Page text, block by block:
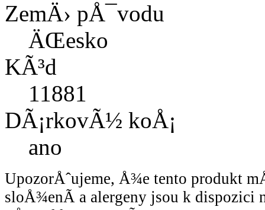
ZemÄ› pÅ¯vodu
ÄŒesko
KÃ³d
11881
DÃ¡rkovÃ½ koÅ¡
ano
UpozorÅˆujeme, Å¾e tento produkt
sloÅ¾enÃ­ a alergeny jsou k dispozici